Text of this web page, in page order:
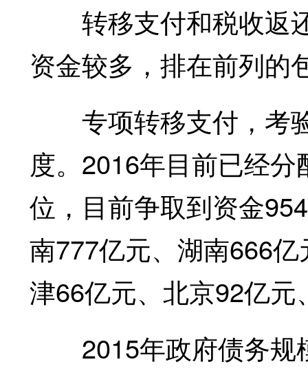
转移支付和税收返
资金较多，排在前列的
专项转移支付，考
度。2016年目前已经
位，目前争取到资金
南777亿元、湖南666
津66亿元、北京92亿
2015年政府债务规